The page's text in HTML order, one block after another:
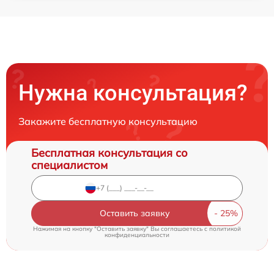
Нужна консультация?
Закажите бесплатную консультацию
Бесплатная консультация со
специалистом
Оставить заявку
Нажимая на кнопку "Оставить заявку" Вы соглашаетесь cполитикой
конфиденциальности